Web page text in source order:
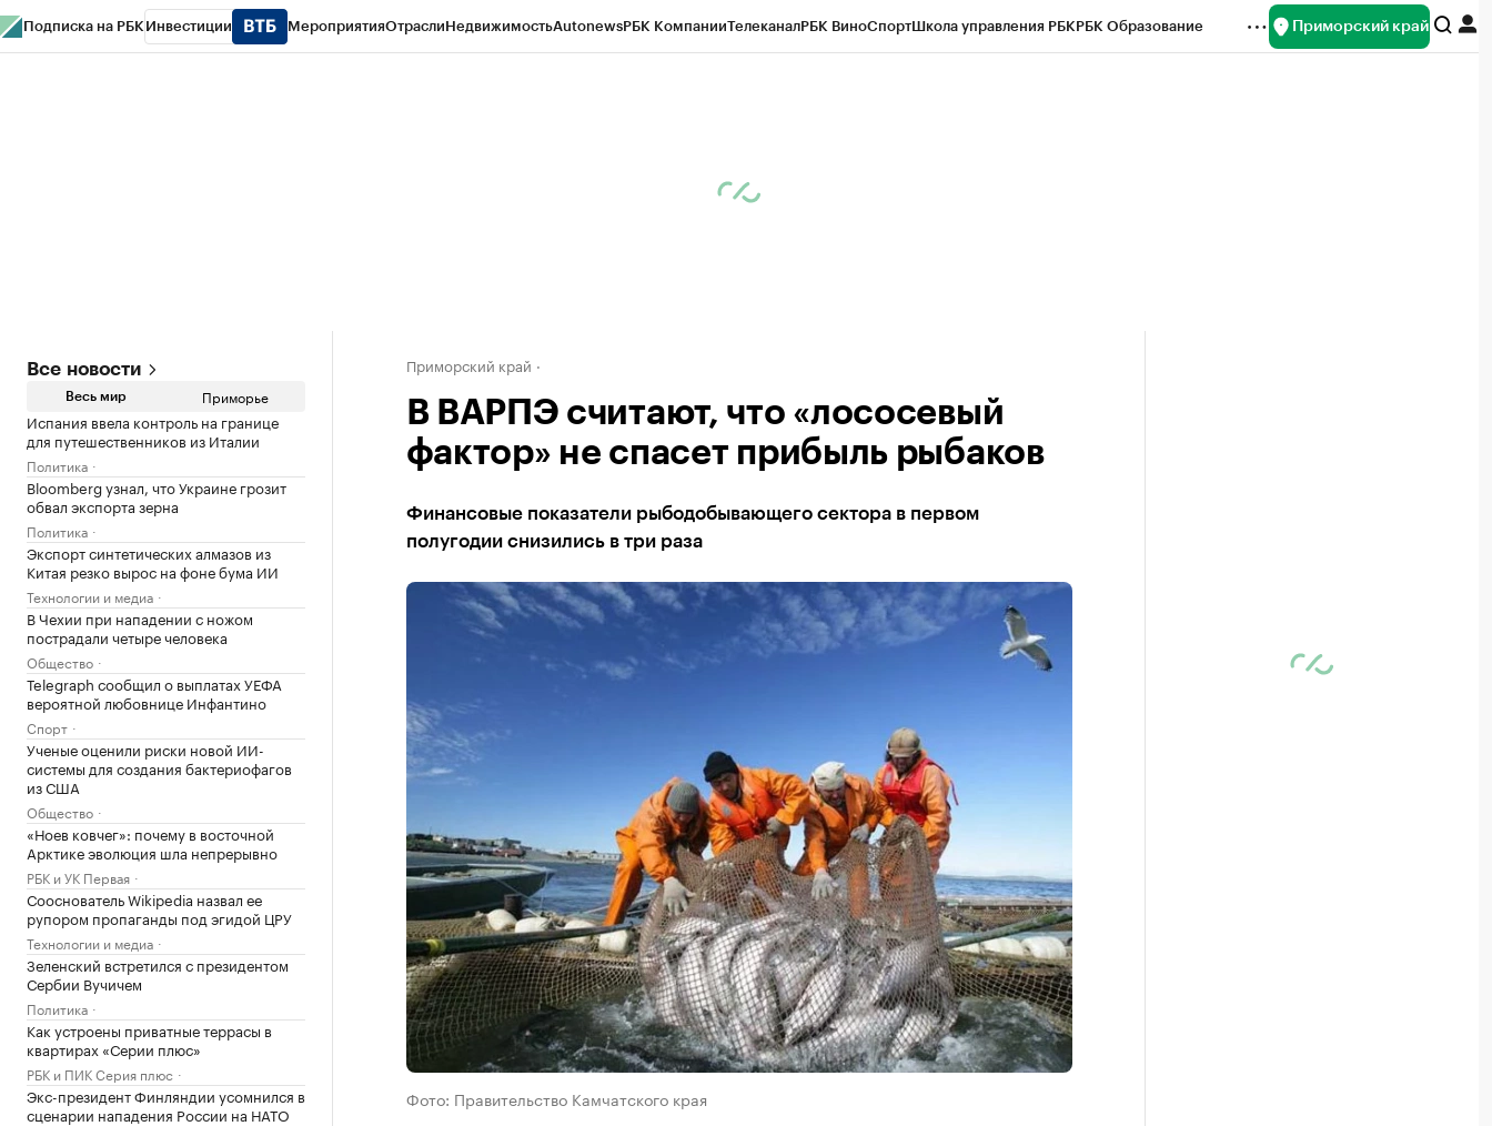
Подписка на РБК Инвестиции МероприятияОтраслиНедвижимостьAutonewsРБК КомпанииТелеканалРБК ВиноСпортШкола управления РБКРБК Образование Приморский край
Все новости
Весь мир Приморье
Испания ввела контроль на границе
для путешественников из Италии
Политика
Bloomberg узнал, что Украине грозит
обвал экспорта зерна
Политика
Экспорт синтетических алмазов из
Китая резко вырос на фоне бума ИИ
Технологии и медиа
В Чехии при нападении с ножом
пострадали четыре человека
Общество
Telegraph сообщил о выплатах УЕФА
вероятной любовнице Инфантино
Спорт
Ученые оценили риски новой ИИ-
системы для создания бактериофагов
из США
Общество
«Ноев ковчег»: почему в восточной
Арктике эволюция шла непрерывно
РБК и УК Первая
Сооснователь Wikipedia назвал ее
рупором пропаганды под эгидой ЦРУ
Технологии и медиа
Зеленский встретился с президентом
Сербии Вучичем
Политика
Как устроены приватные террасы в
квартирах «Серии плюс»
РБК и ПИК Серия плюс
Экс-президент Финляндии усомнился в
сценарии нападения России на НАТО
Приморский край
В ВАРПЭ считают, что «лососевый
фактор» не спасет прибыль рыбаков
Финансовые показатели рыбодобывающего сектора в первом
полугодии снизились в три раза
Фото: Правительство Камчатского края